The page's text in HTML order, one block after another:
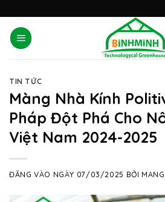
content
TIN TỨC
Màng Nhà Kính
Pháp Đột Phá Cho
Việt Nam 2024-2025
ĐĂNG VÀO NGÀY 07/03/2025 BỞI